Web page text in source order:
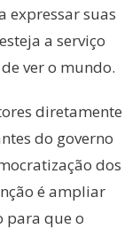
expressar suas
a serviço
ver o mundo.
diretamente
do governo
dos
é ampliar
para que o